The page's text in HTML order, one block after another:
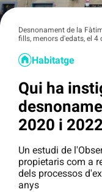
Desnonament de la
fills, menors d'edats, el 4
Habitatge
Qui ha
2020 i
Un estudi de
propietaris com a
dels processos
anys